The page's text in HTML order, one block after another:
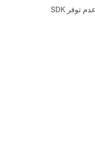
حاول استخدامه مع cURL في حالة عدم توفر SDK